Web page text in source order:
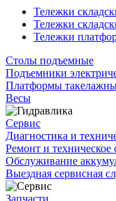
Тележки
Тележки
Тележки
Столы подъемные
Подъемники
Платформы
Весы
Сервис
Диагностика и
Ремонт и
Обслуживание
Выездная сервисная
Запчасти